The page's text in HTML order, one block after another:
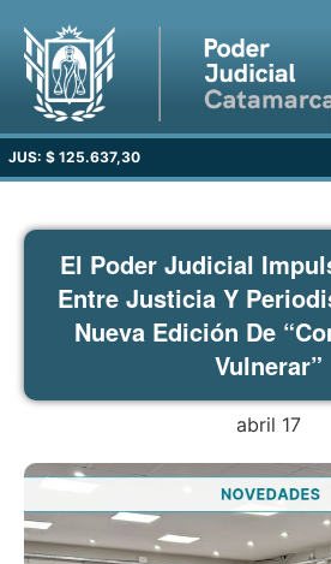
JUS: $ 125.637,30
El Poder Judicial
Entre Justicia Y
Nueva Edición De
Vulnerar”
abril 17